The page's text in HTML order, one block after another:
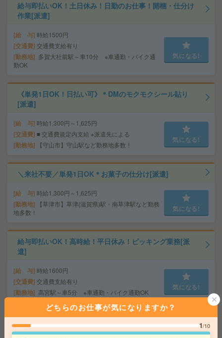
給与即払いOK！土日休み！日勤のお仕事！開梱・仕分け
作業[派遣]
給 与 時給1500円
交通費 交通費支給有り
勤務地
多賀大社前駅～車10分 ※車通勤・バイク通
勤OK
気になる!
《単発1日OK！日払い可》＊DMのモクモクシール貼り
[派遣]
給 与 時給1,300円～1,625円
交通費 ■ 交通費規定内支給 ※派遣先による
勤務地 【守山市】守山駅など勤務地多数！
気になる!
＼来社不要／単発1日OK＊お菓子の仕分け[派遣]
給 与 時給1,300円～1,625円
勤務地
【草津市】草津(滋賀県)駅・南草津駅など勤務
地多数！
気になる!
給与即払いOK！高時給！平日休み！ピッキング業務[派
遣]
給 与 時給1600円
交通費 交通費支給有り
勤務地 高宮駅～車5分 ※車通勤・バイク通勤OK
気になる!
遣]
どちらのお仕事が気になりますか？
1/10